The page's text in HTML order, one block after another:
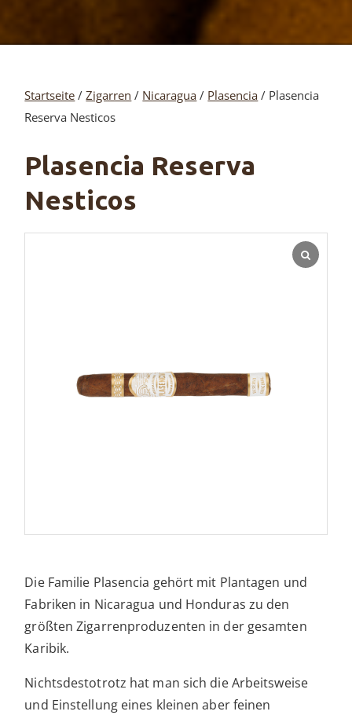
Startseite /Zigarren / Nicaragua / Plasencia / Plasencia
Reserva Nesticos
Plasencia Reserva
Nesticos
Die Familie Plasencia gehört mit Plantagen und
Fabriken in Nicaragua und Honduras zu den
größten Zigarrenproduzenten in der gesamten
Karibik.
Nichtsdestotrotz hat man sich die Arbeitsweise
und Einstellung eines kleinen aber feinen